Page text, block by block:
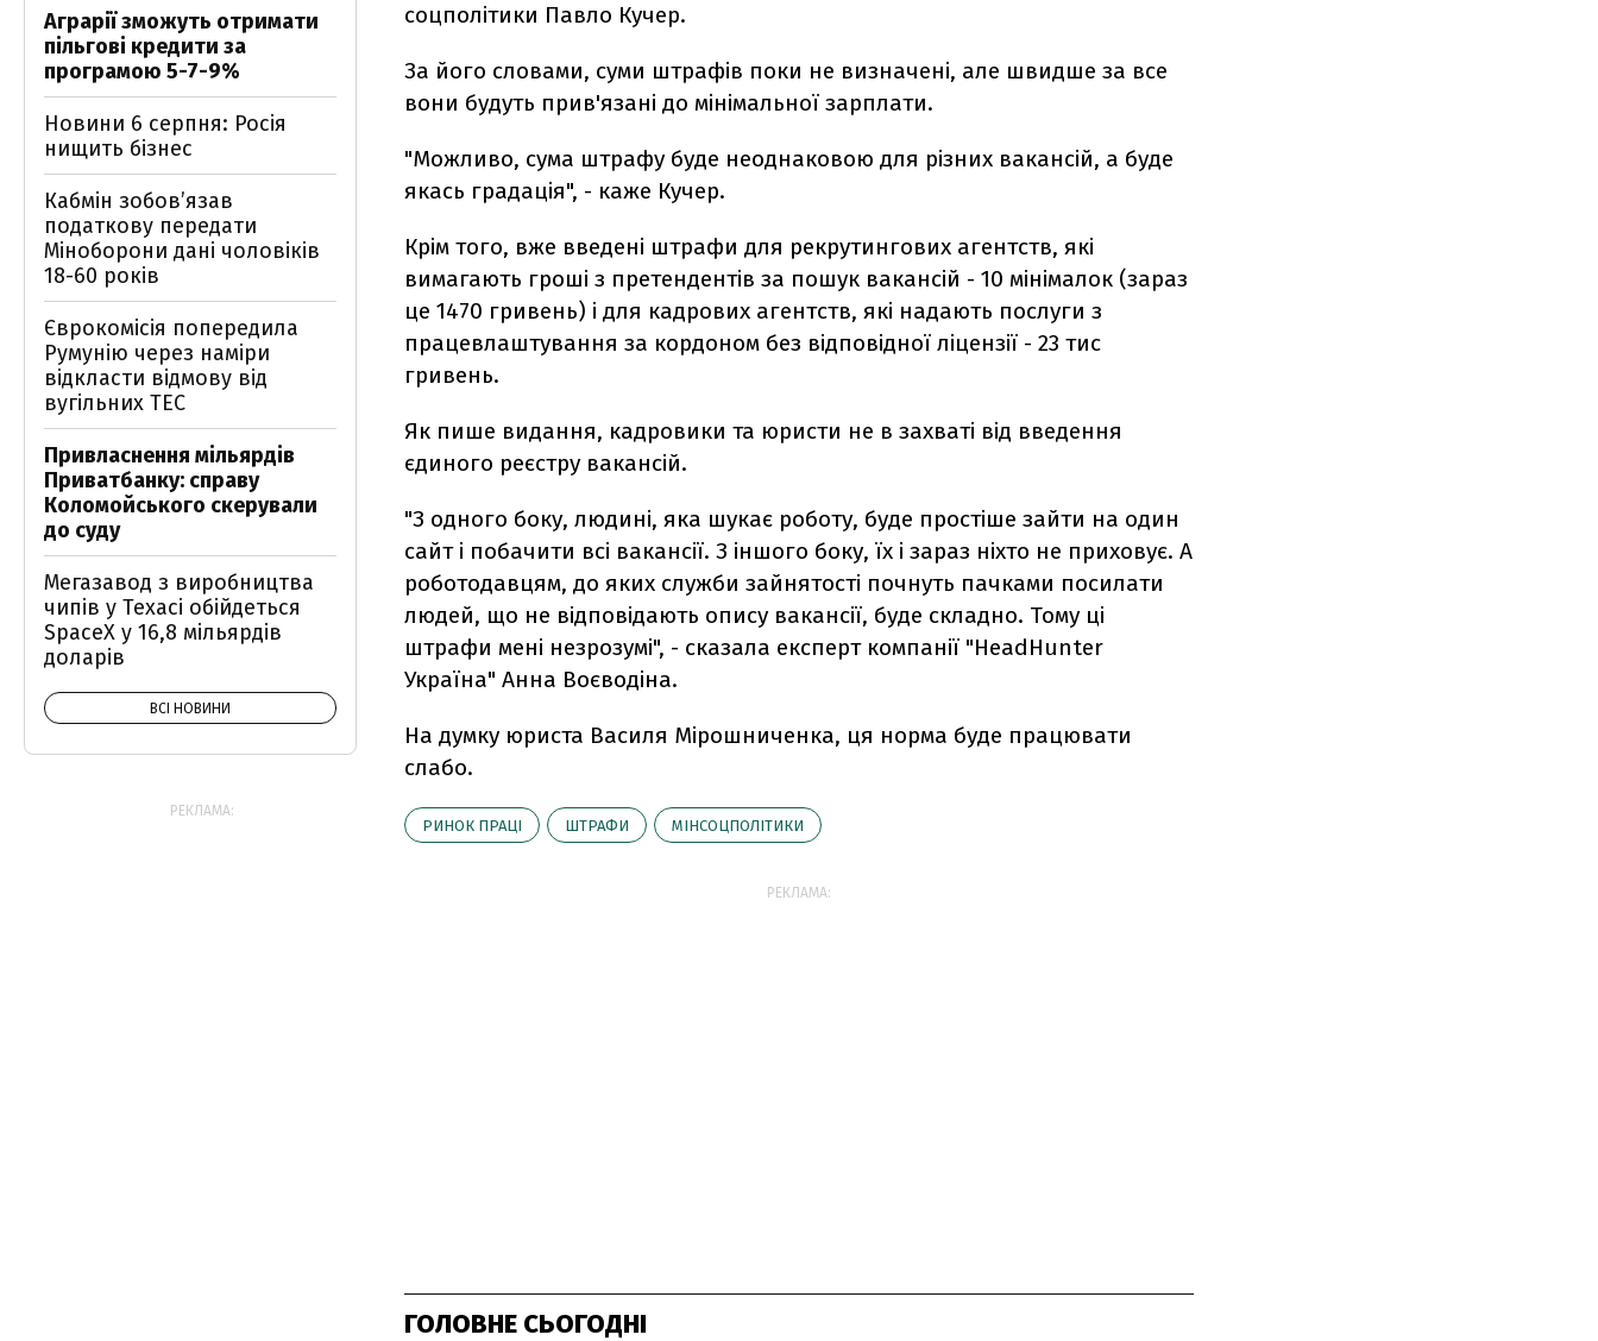
соцполітики Павло Кучер.
За його словами, суми штрафів поки не визначені, але швидше за все
вони будуть прив'язані до мінімальної зарплати.
"Можливо, сума штрафу буде неоднаковою для різних вакансій, а буде
якась градація", - каже Кучер.
Крім того, вже введені штрафи для рекрутингових агентств, які
вимагають гроші з претендентів за пошук вакансій - 10 мінімалок (зараз
це 1470 гривень) і для кадрових агентств, які надають послуги з
працевлаштування за кордоном без відповідної ліцензії - 23 тис
гривень.
Як пише видання, кадровики та юристи не в захваті від введення
єдиного реєстру вакансій.
"З одного боку, людині, яка шукає роботу, буде простіше зайти на один
сайт і побачити всі вакансії. З іншого боку, їх і зараз ніхто не приховує. А
роботодавцям, до яких служби зайнятості почнуть пачками посилати
людей, що не відповідають опису вакансії, буде складно. Тому ці
штрафи мені незрозумі", - сказала експерт компанії "HeadHunter
Україна" Анна Воєводіна.
На думку юриста Василя Мірошниченка, ця норма буде працювати
слабо.
РИНОК ПРАЦІ ШТРАФИ МІНСОЦПОЛІТИКИ
РЕКЛАМА:
ГОЛОВНЕ СЬОГОДНІ
Аграрії зможуть отримати
пільгові кредити за
програмою 5-7-9%
Новини 6 серпня: Росія
нищить бізнес
Кабмін зобовʼязав
податкову передати
Міноборони дані чоловіків
18-60 років
Єврокомісія попередила
Румунію через наміри
відкласти відмову від
вугільних ТЕС
Привласнення мільярдів
Приватбанку: справу
Коломойського скерували
до суду
Мегазавод з виробництва
чипів у Техасі обійдеться
SpaceX у 16,8 мільярдів
доларів
ВСІ НОВИНИ
РЕКЛАМА: